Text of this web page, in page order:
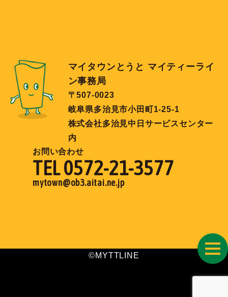
マイタウンとうと マイティーライ
ン事務局
〒507-0023
岐阜県多治見市小田町1-25-1
株式会社多治見中日サービスセンター
内
お問い合わせ
TEL 0572-21-3577
mytown@ob3.aitai.ne.jp
©MYTTLINE